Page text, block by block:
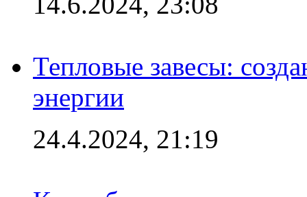
Тепловые завесы:
энергии
24.4.2024, 21:19